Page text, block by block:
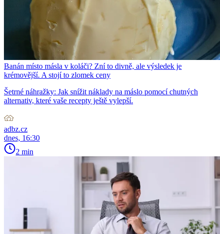
Banán místo másla v koláči? Zní to divně, ale výsledek je
krémovější. A stojí to zlomek ceny
Šetrné náhražky: Jak snížit náklady na máslo pomocí chutných
alternativ, které vaše recepty ještě vylepší.
adbz.cz
dnes, 16:30
2 min